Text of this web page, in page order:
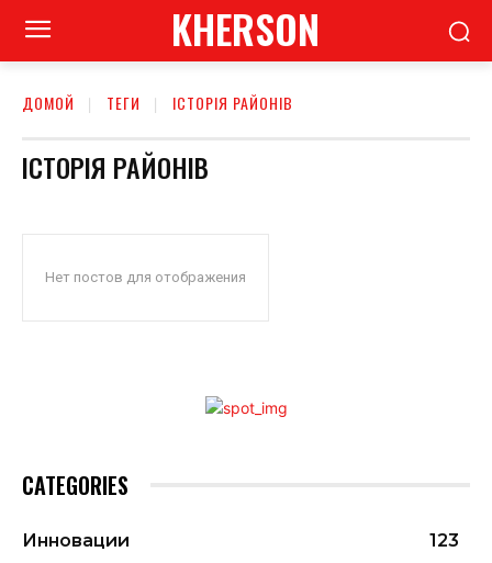
KHERSON
ДОМОЙ ТЕГИ ІСТОРІЯ РАЙОНІВ
ІСТОРІЯ РАЙОНІВ
Нет постов для отображения
CATEGORIES
Инновации
123